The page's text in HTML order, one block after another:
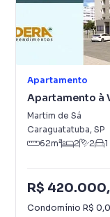
Apartamento
Apartamento à
Martim de Sá
Caraguatatuba, SP
62m² 2 2 1
R$
Condomínio R$